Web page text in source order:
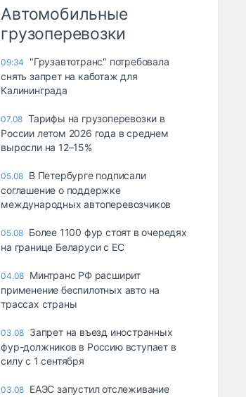
Автомобильные
грузоперевозки
09:34
"Грузавтотранс" потребовала
снять запрет на каботаж для
Калининграда
07.08 Тарифы на грузоперевозки в
России летом 2026 года в среднем
выросли на 12–15%
05.08 В Петербурге подписали
соглашение о поддержке
международных автоперевозчиков
05.08 Более 1100 фур стоят в очередях
на границе Беларуси с ЕС
04.08 Минтранс РФ расширит
применение беспилотных авто на
трассах страны
03.08 Запрет на въезд иностранных
фур-должников в Россию вступает в
силу с 1 сентября
03.08 ЕАЭС запустил отслеживание